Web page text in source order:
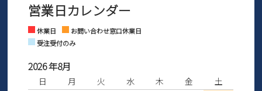
さい。
※土日祝はお問い合わせ窓口休業日となります。
Facebook Instagram
営業日カレンダー
休業日
お問い合わせ窓口休業日
受注受付のみ
2026 年8月
日 月 火 水 木 金
土